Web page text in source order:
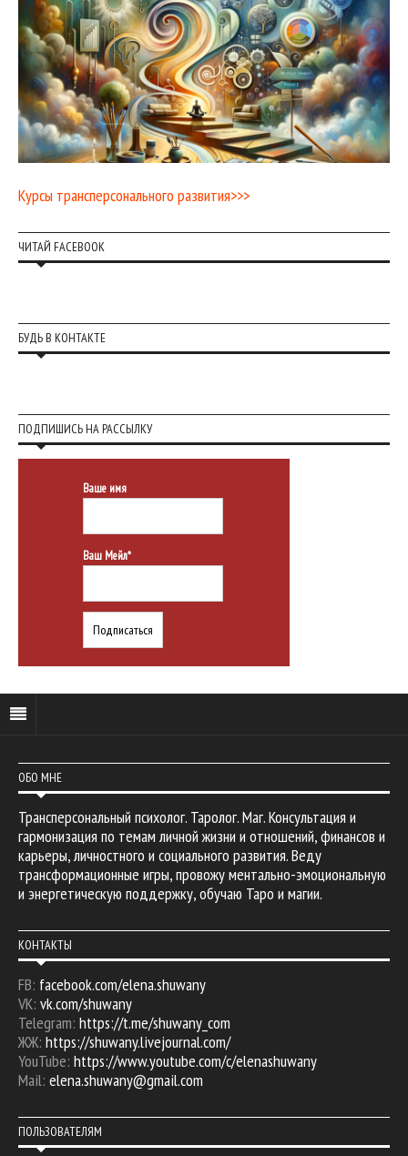
Курсы трансперсонального развития>>>
ЧИТАЙ FACEBOOK
БУДЬ В КОНТАКТЕ
ПОДПИШИСЬ НА РАССЫЛКУ
Ваше имя
Ваш Мейл*
ОБО МНЕ
Трансперсональный психолог. Таролог. Маг. Консультация и
гармонизация по темам личной жизни и отношений, финансов и
карьеры, личностного и социального развития. Веду
трансформационные игры, провожу ментально-эмоциональную
и энергетическую поддержку, обучаю Таро и магии.
КОНТАКТЫ
FB: facebook.com/elena.shuwany
VK: vk.com/shuwany
Telegram: https://t.me/shuwany_com
ЖЖ: https://shuwany.livejournal.com/
YouTube: https://www.youtube.com/c/elenashuwany
Mail: elena.shuwany@gmail.com
ПОЛЬЗОВАТЕЛЯМ